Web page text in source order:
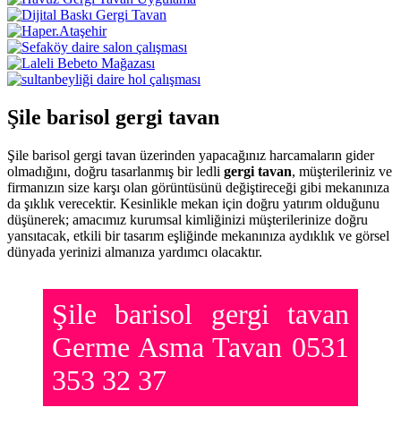
Şile barisol gergi tavan
Şile barisol gergi tavan üzerinden yapacağınız harcamaların gider
olmadığını, doğru tasarlanmış bir ledli gergi tavan, müşterileriniz ve
firmanızın size karşı olan görüntüsünü değiştireceği gibi mekanınıza
da şıklık verecektir. Kesinlikle mekan için doğru yatırım olduğunu
düşünerek; amacımız kurumsal kimliğinizi müşterilerinize doğru
yansıtacak, etkili bir tasarım eşliğinde mekanınıza aydıklık ve görsel
dünyada yerinizi almanıza yardımcı olacaktır.
Şile barisol gergi tavan
Germe Asma Tavan 0531
353 32 37